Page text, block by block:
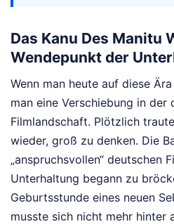
Das Kanu Des Manitu
Wendepunkt der
Wenn man heute auf diese
man eine Verschiebung in der
Filmlandschaft. Plötzlich
wieder, groß zu denken. Die
„anspruchsvollen“ deutschen
Unterhaltung begann zu
Geburtsstunde eines neuen
musste sich nicht mehr hinter